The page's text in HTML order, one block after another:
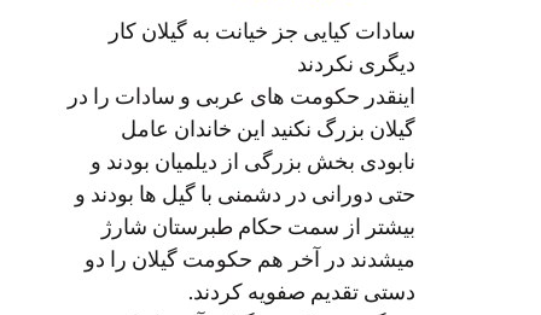
سادات کیایی جز خیانت به گیلان کار
دیگری نکردند
اینقدر حکومت های عربی و سادات را در
گیلان بزرگ نکنید این خاندان عامل
نابودی بخش بزرگی از دیلمیان بودند و
حتی دورانی در دشمنی با گیل ها بودند و
بیشتر از سمت حکام طبرستان شارژ
میشدند در آخر هم حکومت گیلان را دو
دستی تقدیم صفویه کردند.